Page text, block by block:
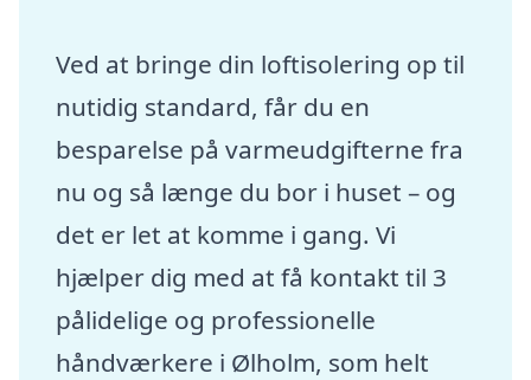
Ved at bringe din loftisolering op til
nutidig standard, får du en
besparelse på varmeudgifterne fra
nu og så længe du bor i huset – og
det er let at komme i gang. Vi
hjælper dig med at få kontakt til 3
pålidelige og professionelle
håndværkere i Ølholm, som helt